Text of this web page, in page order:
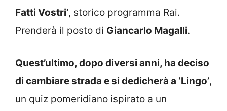
Fatti Vostri’, storico programma Rai.
Prenderà il posto di Giancarlo Magalli.
Quest’ultimo, dopo diversi anni, ha deciso
di cambiare strada e si dedicherà a ‘Lingo’,
un quiz pomeridiano ispirato a un